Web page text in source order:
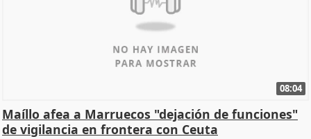
08:04
Maíllo afea a Marruecos "dejación de funciones"
de vigilancia en frontera con Ceuta